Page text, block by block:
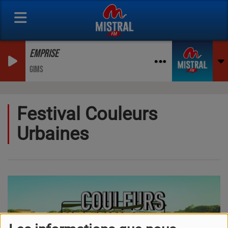
EMPRISE
GIMS
Festival Couleurs
Urbaines